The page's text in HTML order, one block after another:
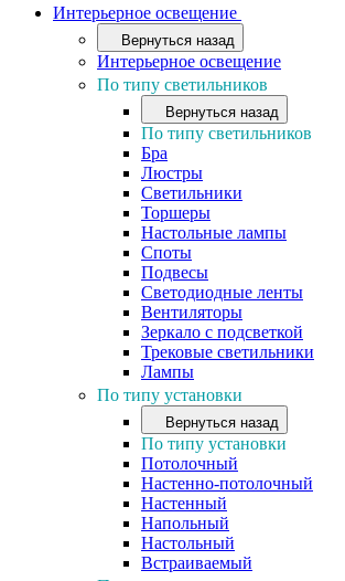
Интерьерное освещение
Вернуться назад
Интерьерное освещение
По типу светильников
Вернуться назад
По типу светильников
Бра
Люстры
Светильники
Торшеры
Настольные лампы
Споты
Подвесы
Светодиодные ленты
Вентиляторы
Зеркало с подсветкой
Трековые светильники
Лампы
По типу установки
Вернуться назад
По типу установки
Потолочный
Настенно-потолочный
Настенный
Напольный
Настольный
Встраиваемый